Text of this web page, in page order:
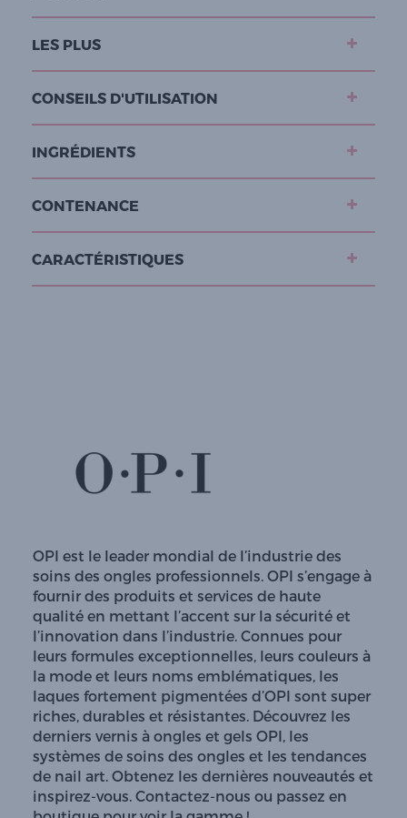
LES PLUS
CONSEILS D'UTILISATION
INGRÉDIENTS
CONTENANCE
CARACTÉRISTIQUES
OPI est le leader mondial de l’industrie des
soins des ongles professionnels. OPI s’engage à
fournir des produits et services de haute
qualité en mettant l’accent sur la sécurité et
l’innovation dans l’industrie. Connues pour
leurs formules exceptionnelles, leurs couleurs à
la mode et leurs noms emblématiques, les
laques fortement pigmentées d’OPI sont super
riches, durables et résistantes. Découvrez les
derniers vernis à ongles et gels OPI, les
systèmes de soins des ongles et les tendances
de nail art. Obtenez les dernières nouveautés et
inspirez-vous. Contactez-nous ou passez en